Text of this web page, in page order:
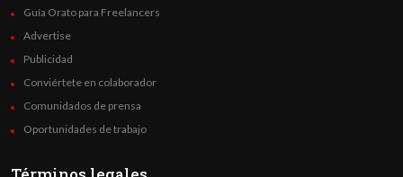
Guía Orato para Freelancers
Advertise
Publicidad
Conviértete en colaborador
Comunidados de prensa
Oportunidades de trabajo